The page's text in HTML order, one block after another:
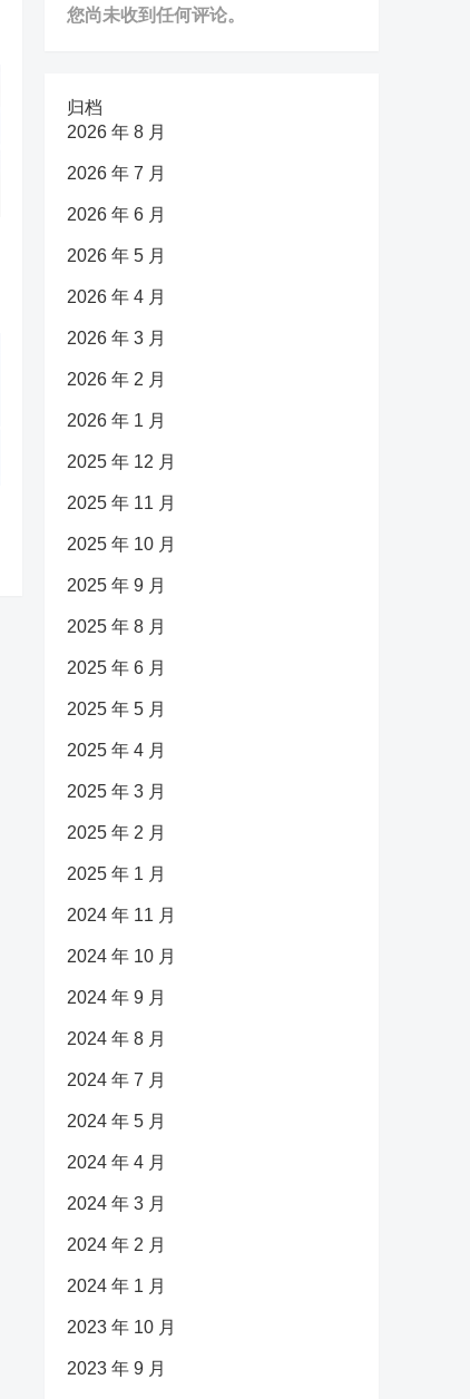
您尚未收到任何评论。
归档
2026 年 8 月
2026 年 7 月
2026 年 6 月
2026 年 5 月
2026 年 4 月
2026 年 3 月
2026 年 2 月
2026 年 1 月
2025 年 12 月
2025 年 11 月
2025 年 10 月
2025 年 9 月
2025 年 8 月
2025 年 6 月
2025 年 5 月
2025 年 4 月
2025 年 3 月
2025 年 2 月
2025 年 1 月
2024 年 11 月
2024 年 10 月
2024 年 9 月
2024 年 8 月
2024 年 7 月
2024 年 5 月
2024 年 4 月
2024 年 3 月
2024 年 2 月
2024 年 1 月
2023 年 10 月
2023 年 9 月